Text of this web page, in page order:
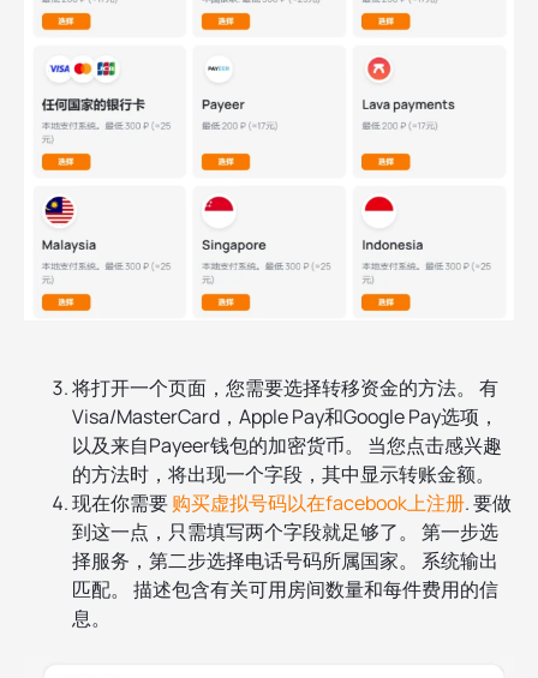
将打开一个页面，您需要选择转移资金的方法。 有
Visa/MasterCard，Apple Pay和Google Pay选项，
以及来自Payeer钱包的加密货币。 当您点击感兴趣
的方法时，将出现一个字段，其中显示转账金额。
现在你需要购买虚拟号码以在facebook上注册. 要做
到这一点，只需填写两个字段就足够了。 第一步选
择服务，第二步选择电话号码所属国家。 系统输出
匹配。 描述包含有关可用房间数量和每件费用的信
息。